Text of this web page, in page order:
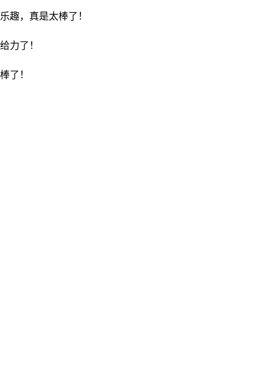
趣，真是太棒了！
力了！
了！